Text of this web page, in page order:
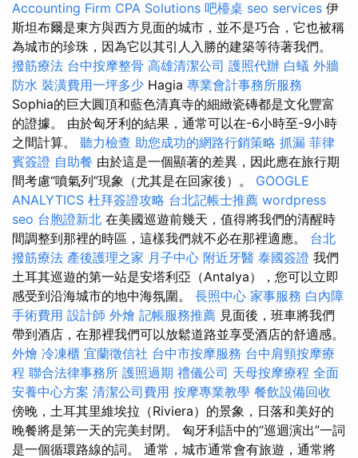
Accounting Firm CPA Solutions 吧檯桌 seo services 伊
斯坦布爾是東方與西方見面的城市，並不是巧合，它也被稱
為城市的珍珠，因為它以其引人入勝的建築等待著我們。
撥筋療法 台中按摩整骨 高雄清潔公司 護照代辦 白蟻 外牆
防水 裝潢費用一坪多少 Hagia 專業會計事務所服務
Sophia的巨大圓頂和藍色清真寺的細緻瓷磚都是文化豐富
的證據。 由於匈牙利的結果，通常可以在-6小時至-9小時
之間計算。 聽力檢查 助您成功的網路行銷策略 抓漏 菲律
賓簽證 自助餐 由於這是一個顯著的差異，因此應在旅行期
間考慮“噴氣列”現象（尤其是在回家後）。 GOOGLE
ANALYTICS 杜拜簽證攻略 台北記帳士推薦 wordpress
seo 台胞證新北 在美國巡遊前幾天，值得將我們的清醒時
間調整到那裡的時區，這樣我們就不必在那裡適應。 台北
撥筋療法 產後護理之家 月子中心 附近牙醫 泰國簽證 我們
土耳其巡遊的第一站是安塔利亞（Antalya），您可以立即
感受到沿海城市的地中海氛圍。 長照中心 家事服務 白內障
手術費用 設計師 外燴 記帳服務推薦 見面後，班車將我們
帶到酒店，在那裡我們可以放鬆道路並享受酒店的舒適感。
外燴 冷凍櫃 宜蘭徵信社 台中市按摩服務 台中肩頸按摩療
程 聯合法律事務所 護照過期 禮儀公司 天母按摩療程 全面
安養中心方案 清潔公司費用 按摩專業教學 餐飲設備回收
傍晚，土耳其里維埃拉（Riviera）的景象，日落和美好的
晚餐將是第一天的完美封閉。 匈牙利語中的“巡迴演出”一詞
是一個循環路線的詞。 通常，城市通常會有旅遊，通常將